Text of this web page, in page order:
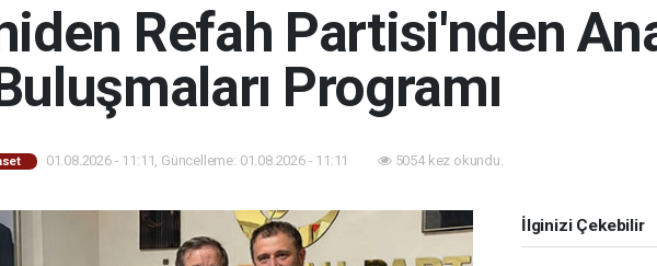
Refah Partisi'nden
Programı
01.08.2026 - 11:11, Güncelleme: 01.08.2026 - 11:11 5054 kez okundu.
İlginizi Çekebilir